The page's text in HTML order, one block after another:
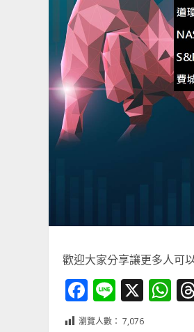
歡迎大家分享讓更多人可
Facebook
Line
X
瀏覽人數： 7,076